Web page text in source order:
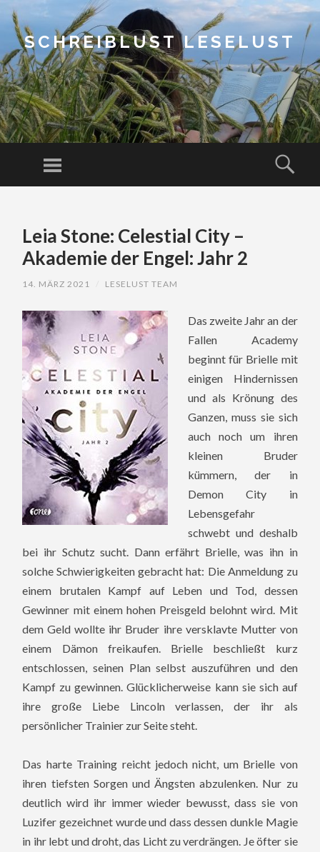
SCHREIBLUST LESELUST
Menu
CONTENTLeia Stone: Celestial City –
Akademie der Engel: Jahr 2
14. MÄRZ 2021 LESELUST TEAM
Das zweite Jahr an der
Fallen Academy
beginnt für Brielle mit
einigen Hindernissen
und als Krönung des
Ganzen, muss sie sich
auch noch um ihren
kleinen Bruder
kümmern, der in
Demon City in
Lebensgefahr
schwebt und deshalb
bei ihr Schutz sucht. Dann erfährt Brielle, was ihn in
solche Schwierigkeiten gebracht hat: Die Anmeldung zu
einem brutalen Kampf auf Leben und Tod, dessen
Gewinner mit einem hohen Preisgeld belohnt wird. Mit
dem Geld wollte ihr Bruder ihre versklavte Mutter von
einem Dämon freikaufen. Brielle beschließt kurz
entschlossen, seinen Plan selbst auszuführen und den
Kampf zu gewinnen. Glücklicherweise kann sie sich auf
ihre große Liebe Lincoln verlassen, der ihr als
persönlicher Trainier zur Seite steht.
Das harte Training reicht jedoch nicht, um Brielle von
ihren tiefsten Sorgen und Ängsten abzulenken. Nur zu
deutlich wird ihr immer wieder bewusst, dass sie von
Luzifer gezeichnet wurde und dass dessen dunkle Magie
in ihr lebt und droht, das Licht zu verdrängen. Je öfter sie